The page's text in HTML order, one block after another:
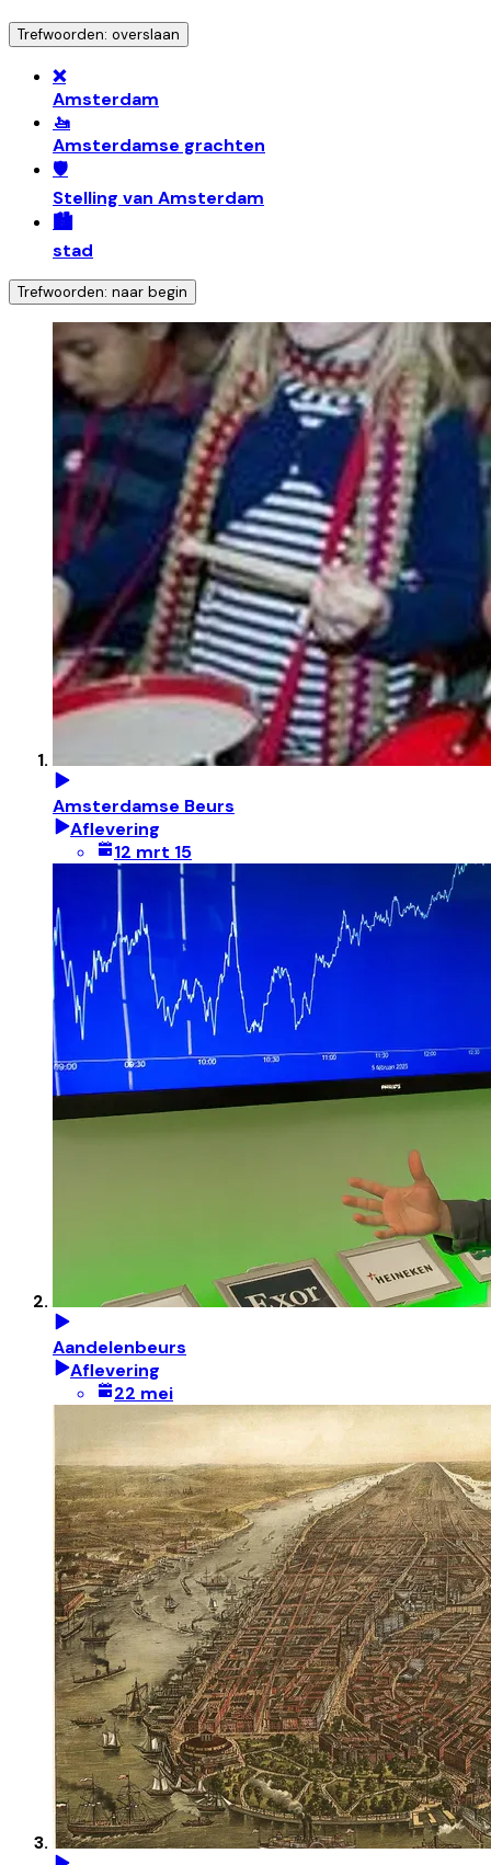
Trefwoorden: overslaan
❌
Amsterdam
🚤
Amsterdamse grachten
🛡️
Stelling van Amsterdam
🏙️
stad
Trefwoorden: naar begin
Amsterdamse Beurs
Aflevering
12 mrt 15
Aandelenbeurs
Aflevering
22 mei